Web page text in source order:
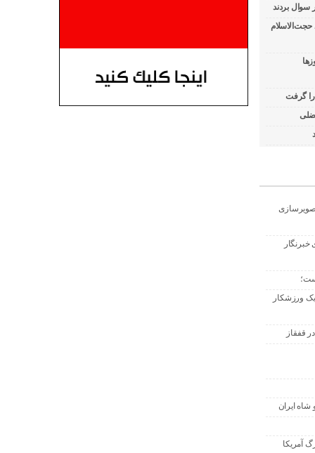
حجت‌الاسلام
را گرفت
یک ورزشکار
قفقاز
ایران
آمریکا